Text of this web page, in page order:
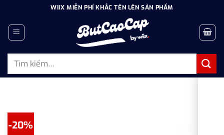
dung
WIIX MIỄN PHÍ KHẮC TÊN LÊN SẢN PHẨM
Tìm
-20%